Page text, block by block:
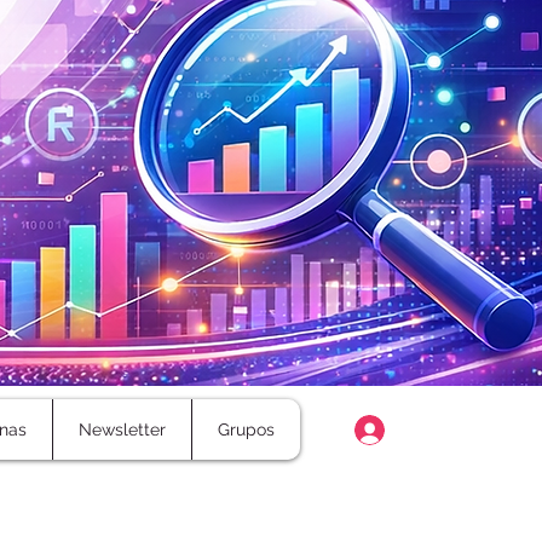
Login
Newsletter Grupos